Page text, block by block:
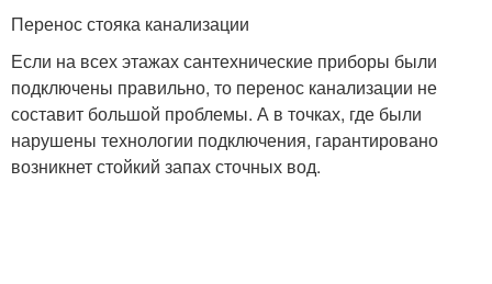
Перенос стояка канализации
Если на всех этажах сантехнические приборы были
подключены правильно, то перенос канализации не
составит большой проблемы. А в точках, где были
нарушены технологии подключения, гарантировано
возникнет стойкий запах сточных вод.